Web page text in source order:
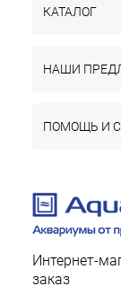
КАТАЛОГ
НАШИ
ПОМОЩЬ И
Интернет-
заказ